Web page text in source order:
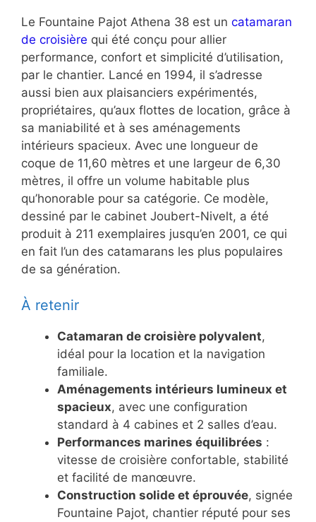
Le Fountaine Pajot Athena 38 est un catamaran
de croisière qui été conçu pour allier
performance, confort et simplicité d’utilisation,
par le chantier. Lancé en 1994, il s’adresse
aussi bien aux plaisanciers expérimentés,
propriétaires, qu’aux flottes de location, grâce à
sa maniabilité et à ses aménagements
intérieurs spacieux. Avec une longueur de
coque de 11,60 mètres et une largeur de 6,30
mètres, il offre un volume habitable plus
qu’honorable pour sa catégorie. Ce modèle,
dessiné par le cabinet Joubert-Nivelt, a été
produit à 211 exemplaires jusqu’en 2001, ce qui
en fait l’un des catamarans les plus populaires
de sa génération.
À retenir
Catamaran de croisière polyvalent,
idéal pour la location et la navigation
familiale.
Aménagements intérieurs lumineux et
spacieux, avec une configuration
standard à 4 cabines et 2 salles d’eau.
Performances marines équilibrées :
vitesse de croisière confortable, stabilité
et facilité de manœuvre.
Construction solide et éprouvée, signée
Fountaine Pajot, chantier réputé pour ses